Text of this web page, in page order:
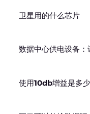
卫星用的什么芯片
数据中心供电设备
使用10db增益是多